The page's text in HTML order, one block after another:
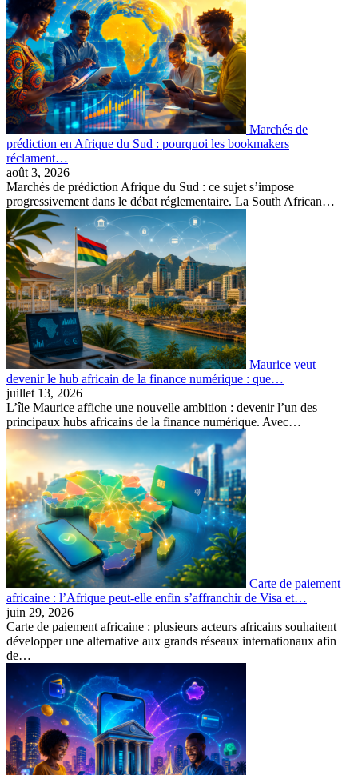
Marchés de
prédiction en Afrique du Sud : pourquoi les bookmakers
réclament…
août 3, 2026
Marchés de prédiction Afrique du Sud : ce sujet s’impose
progressivement dans le débat réglementaire. La South African…
Maurice veut
devenir le hub africain de la finance numérique : que…
juillet 13, 2026
L’île Maurice affiche une nouvelle ambition : devenir l’un des
principaux hubs africains de la finance numérique. Avec…
Carte de paiement
africaine : l’Afrique peut-elle enfin s’affranchir de Visa et…
juin 29, 2026
Carte de paiement africaine : plusieurs acteurs africains souhaitent
développer une alternative aux grands réseaux internationaux afin
de…